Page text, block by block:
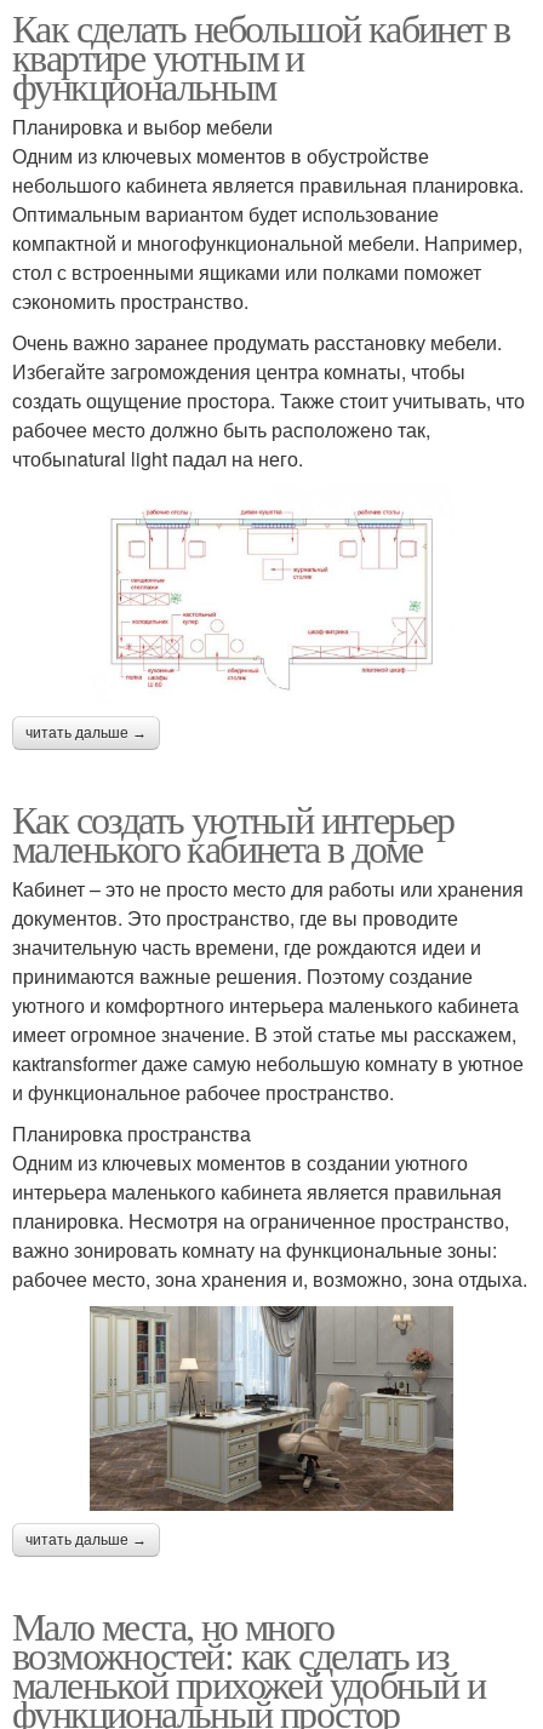
Как сделать небольшой кабинет в
квартире уютным и
функциональным
Планировка и выбор мебели
Одним из ключевых моментов в обустройстве
небольшого кабинета является правильная планировка.
Оптимальным вариантом будет использование
компактной и многофункциональной мебели. Например,
стол с встроенными ящиками или полками поможет
сэкономить пространство.
Очень важно заранее продумать расстановку мебели.
Избегайте загромождения центра комнаты, чтобы
создать ощущение простора. Также стоит учитывать, что
рабочее место должно быть расположено так,
чтобыnatural light падал на него.
читать дальше →
Как создать уютный интерьер
маленького кабинета в доме
Кабинет – это не просто место для работы или хранения
документов. Это пространство, где вы проводите
значительную часть времени, где рождаются идеи и
принимаются важные решения. Поэтому создание
уютного и комфортного интерьера маленького кабинета
имеет огромное значение. В этой статье мы расскажем,
какtransformer даже самую небольшую комнату в уютное
и функциональное рабочее пространство.
Планировка пространства
Одним из ключевых моментов в создании уютного
интерьера маленького кабинета является правильная
планировка. Несмотря на ограниченное пространство,
важно зонировать комнату на функциональные зоны:
рабочее место, зона хранения и, возможно, зона отдыха.
читать дальше →
Мало места, но много
возможностей: как сделать из
маленькой прихожей удобный и
функциональный простор